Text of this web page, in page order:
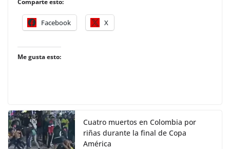
Facebook X
Me gusta esto:
Cuatro muertos en Colombia por
riñas durante la final de Copa
América